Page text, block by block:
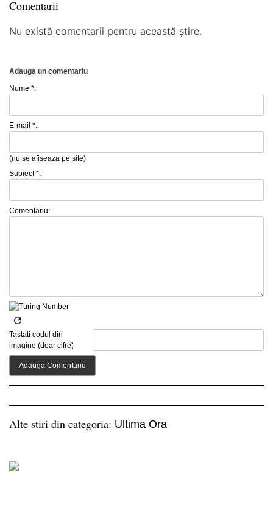
Comentarii
Nu există comentarii pentru această știre.
Adauga un comentariu
Nume *:
E-mail *:
(nu se afiseaza pe site)
Subiect *:
Comentariu:
Tastati codul din
imagine (doar cifre)
Alte stiri din categoria: Ultima Ora